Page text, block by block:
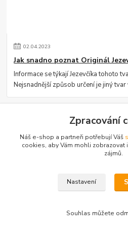
02.04.2023
Jak snadno poznat Originál
Informace se týkají Jezevčíka tohoto
Nejsnadnější způsob určení je jiný
Jak snadno poznat Originál
Zpracování
Náš e-shop a partneři potřebují Váš
cookies, aby Vám mohli zobrazovat
zájmů.
Nastavení
Souhlas můžete